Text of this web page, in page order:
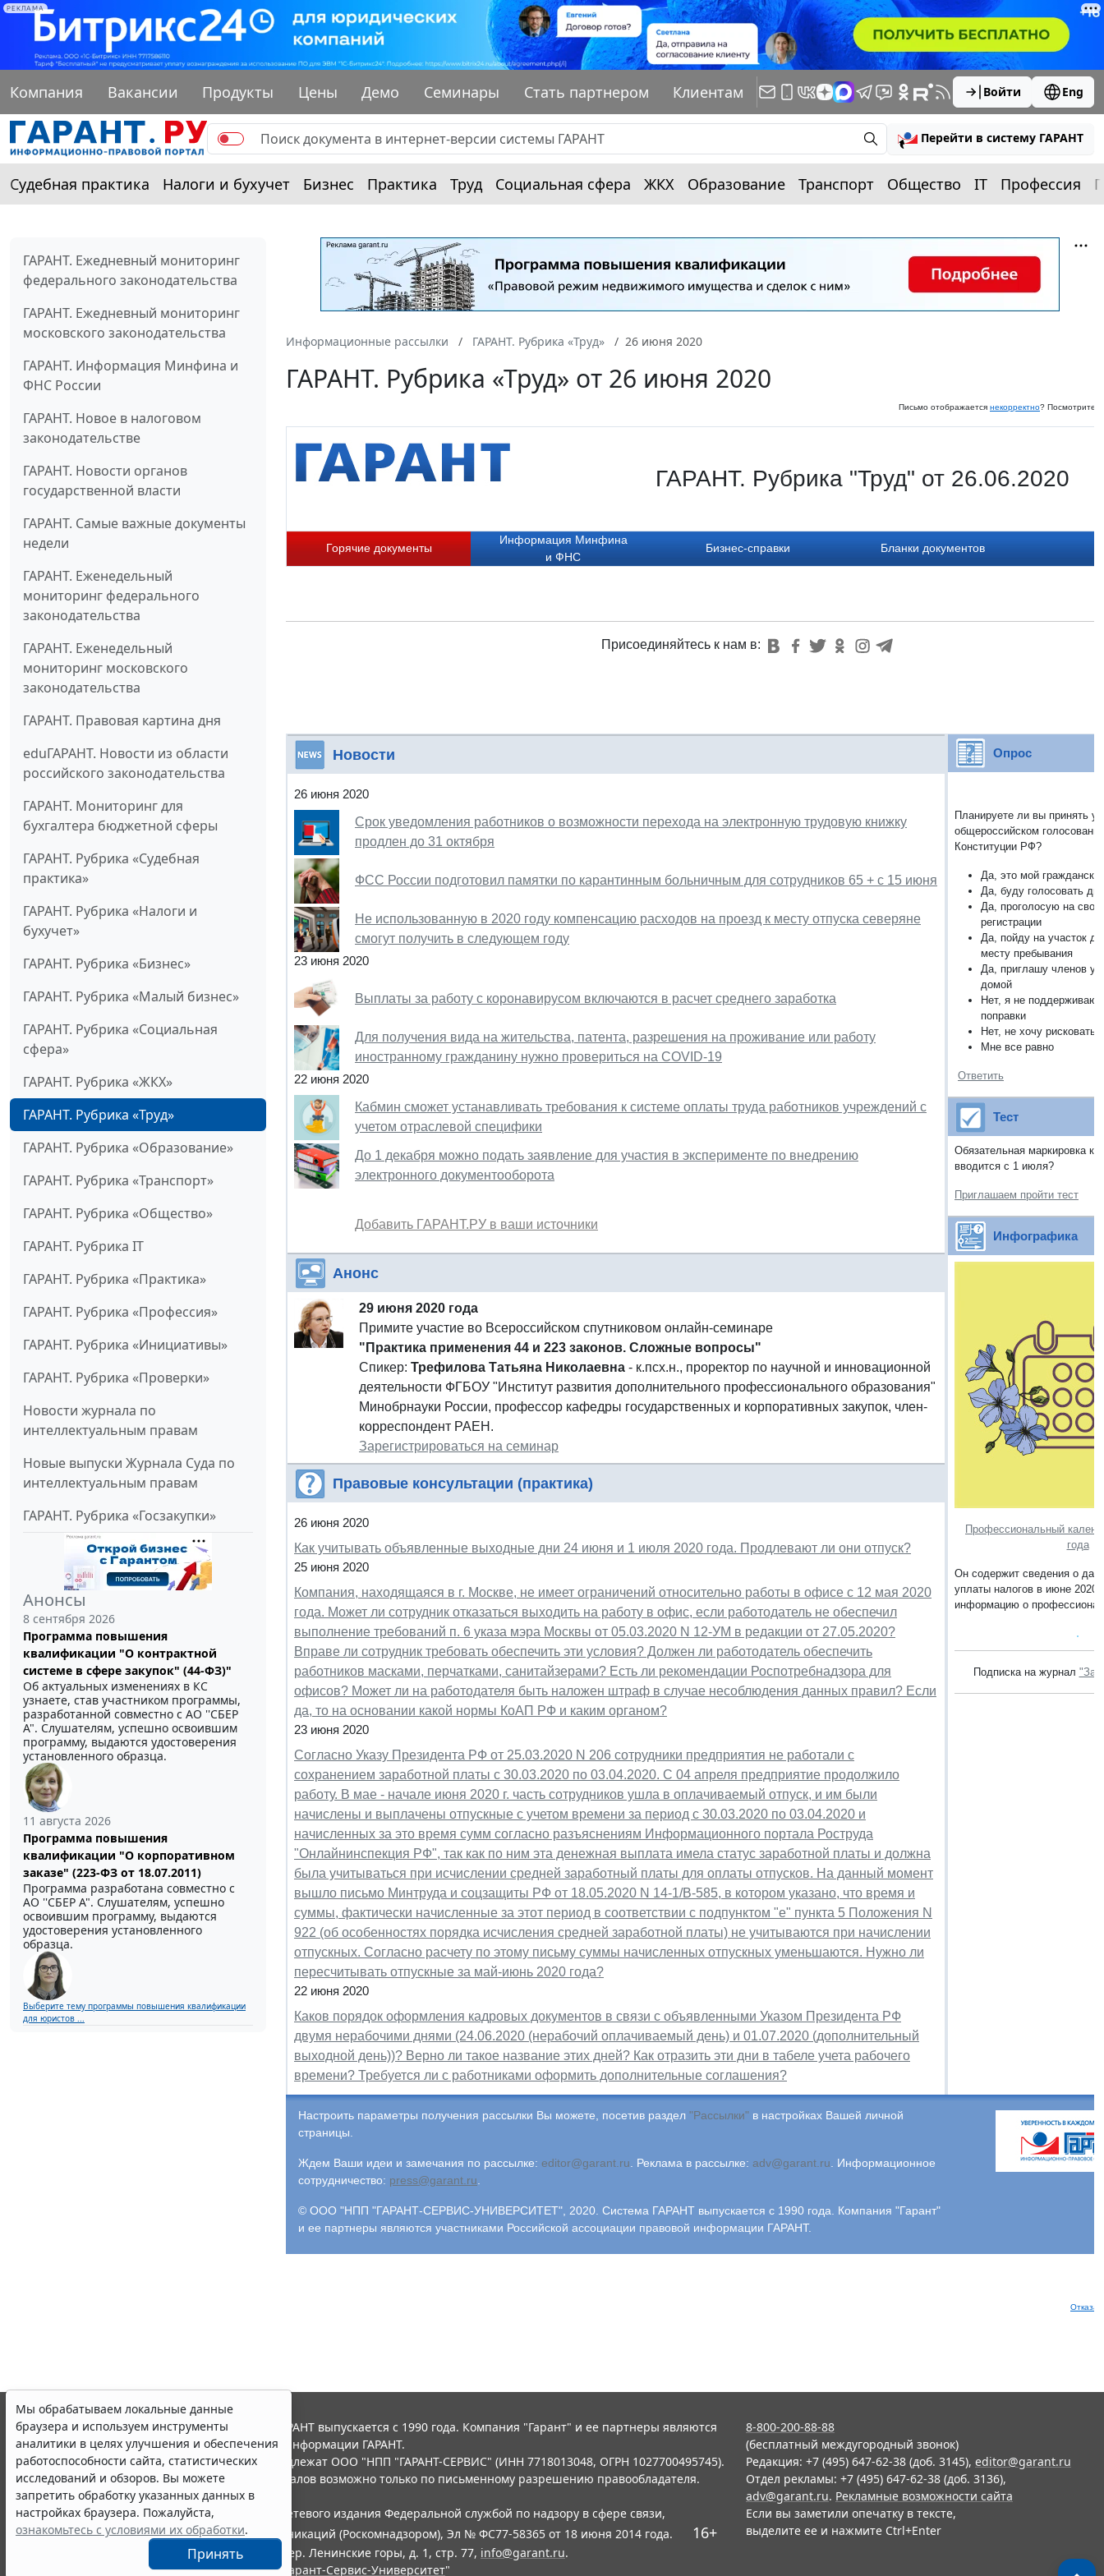
РЕКЛАМА
Компания Вакансии Продукты Цены Демо Семинары Стать партнером Клиентам Войти Eng
Перейти в систему ГАРАНТ
Судебная практика Налоги и бухучет Бизнес Практика Труд Социальная сфера ЖКХ Образование Транспорт Общество IT Профессия
ГАРАНТ. Ежедневный мониторинг
федерального законодательства
ГАРАНТ. Ежедневный мониторинг
московского законодательства
ГАРАНТ. Информация Минфина и
ФНС России
ГАРАНТ. Новое в налоговом
законодательстве
ГАРАНТ. Новости органов
государственной власти
ГАРАНТ. Самые важные документы
недели
ГАРАНТ. Еженедельный
мониторинг федерального
законодательства
ГАРАНТ. Еженедельный
мониторинг московского
законодательства
ГАРАНТ. Правовая картина дня
eduГАРАНТ. Новости из области
российского законодательства
ГАРАНТ. Мониторинг для
бухгалтера бюджетной сферы
ГАРАНТ. Рубрика «Судебная
практика»
ГАРАНТ. Рубрика «Налоги и
бухучет»
ГАРАНТ. Рубрика «Бизнес»
ГАРАНТ. Рубрика «Малый бизнес»
ГАРАНТ. Рубрика «Социальная
сфера»
ГАРАНТ. Рубрика «ЖКХ»
ГАРАНТ. Рубрика «Труд»
ГАРАНТ. Рубрика «Образование»
ГАРАНТ. Рубрика «Транспорт»
ГАРАНТ. Рубрика «Общество»
ГАРАНТ. Рубрика IT
ГАРАНТ. Рубрика «Практика»
ГАРАНТ. Рубрика «Профессия»
ГАРАНТ. Рубрика «Инициативы»
ГАРАНТ. Рубрика «Проверки»
Новости журнала по
интеллектуальным правам
Новые выпуски Журнала Суда по
интеллектуальным правам
ГАРАНТ. Рубрика «Госзакупки»
Анонсы
8 сентября 2026
Программа повышения
квалификации "О контрактной
системе в сфере закупок" (44-ФЗ)"
Об актуальных изменениях в КС
узнаете, став участником программы,
разработанной совместно с АО ''СБЕР
А". Слушателям, успешно освоившим
программу, выдаются удостоверения
установленного образца.
11 августа 2026
Программа повышения
квалификации "О корпоративном
заказе" (223-ФЗ от 18.07.2011)
Программа разработана совместно с
АО ''СБЕР А". Слушателям, успешно
освоившим программу, выдаются
удостоверения установленного
образца.
Выберите тему программы повышения квалификации
для юристов ...
Информационные рассылки ГАРАНТ. Рубрика «Труд» 26 июня 2020
ГАРАНТ. Рубрика «Труд» от 26 июня 2020
Письмо отображается некорректно? Посмотрите
ГАРАНТ. Рубрика "Труд" от 26.06.2020
Горячие документы
Информация Минфина
и ФНС
Бизнес-справки Бланки документов
Присоединяйтесь к нам в:
Новости
26 июня 2020
Срок уведомления работников о возможности перехода на электронную трудовую книжку
продлен до 31 октября
ФСС России подготовил памятки по карантинным больничным для сотрудников 65 + с 15 июня
Не использованную в 2020 году компенсацию расходов на проезд к месту отпуска северяне
смогут получить в следующем году
23 июня 2020
Выплаты за работу с коронавирусом включаются в расчет среднего заработка
Для получения вида на жительства, патента, разрешения на проживание или работу
иностранному гражданину нужно провериться на COVID-19
22 июня 2020
Кабмин сможет устанавливать требования к системе оплаты труда работников учреждений с
учетом отраслевой специфики
До 1 декабря можно подать заявление для участия в эксперименте по внедрению
электронного документооборота
Добавить ГАРАНТ.РУ в ваши источники
Анонс
29 июня 2020 года
Примите участие во Всероссийском спутниковом онлайн-семинаре
"Практика применения 44 и 223 законов. Сложные вопросы"
Спикер: Трефилова Татьяна Николаевна - к.псх.н., проректор по научной и инновационной
деятельности ФГБОУ "Институт развития дополнительного профессионального образования"
Минобрнауки России, профессор кафедры государственных и корпоративных закупок, член-
корреспондент РАЕН.
Зарегистрироваться на семинар
Правовые консультации (практика)
26 июня 2020
Как учитывать объявленные выходные дни 24 июня и 1 июля 2020 года. Продлевают ли они отпуск?
25 июня 2020
Компания, находящаяся в г. Москве, не имеет ограничений относительно работы в офисе с 12 мая 2020
года. Может ли сотрудник отказаться выходить на работу в офис, если работодатель не обеспечил
выполнение требований п. 6 указа мэра Москвы от 05.03.2020 N 12-УМ в редакции от 27.05.2020?
Вправе ли сотрудник требовать обеспечить эти условия? Должен ли работодатель обеспечить
работников масками, перчатками, санитайзерами? Есть ли рекомендации Роспотребнадзора для
офисов? Может ли на работодателя быть наложен штраф в случае несоблюдения данных правил? Если
да, то на основании какой нормы КоАП РФ и каким органом?
23 июня 2020
Согласно Указу Президента РФ от 25.03.2020 N 206 сотрудники предприятия не работали с
сохранением заработной платы с 30.03.2020 по 03.04.2020. С 04 апреля предприятие продолжило
работу. В мае - начале июня 2020 г. часть сотрудников ушла в оплачиваемый отпуск, и им были
начислены и выплачены отпускные с учетом времени за период с 30.03.2020 по 03.04.2020 и
начисленных за это время сумм согласно разъяснениям Информационного портала Роструда
"Онлайнинспекция РФ", так как по ним эта денежная выплата имела статус заработной платы и должна
была учитываться при исчислении средней заработный платы для оплаты отпусков. На данный момент
вышло письмо Минтруда и соцзащиты РФ от 18.05.2020 N 14-1/В-585, в котором указано, что время и
суммы, фактически начисленные за этот период в соответствии с подпунктом "е" пункта 5 Положения N
922 (об особенностях порядка исчисления средней заработной платы) не учитываются при начислении
отпускных. Согласно расчету по этому письму суммы начисленных отпускных уменьшаются. Нужно ли
пересчитывать отпускные за май-июнь 2020 года?
22 июня 2020
Каков порядок оформления кадровых документов в связи с объявленными Указом Президента РФ
двумя нерабочими днями (24.06.2020 (нерабочий оплачиваемый день) и 01.07.2020 (дополнительный
выходной день))? Верно ли такое название этих дней? Как отразить эти дни в табеле учета рабочего
времени? Требуется ли с работниками оформить дополнительные соглашения?
Опрос
Планируете ли вы принять
общероссийском
Конституции РФ?
Да, это мой
Да, буду голосовать
Да, проголосую на
регистрации
Да, пойду на участок
месту пребывания
Да, приглашу членов
домой
Нет, я не поддерживаю
поправки
Нет, не хочу рисковать
Мне все равно
Ответить
Тест
Обязательная маркировка
вводится с 1 июля?
Приглашаем пройти тест
Инфографика
Профессиональный
года
Он содержит сведения о
уплаты налогов в июне 2020
информацию о
Подписка на журнал
Настроить параметры получения рассылки Вы можете, посетив раздел "Рассылки" в настройках Вашей личной
страницы.
Ждем Ваши идеи и замечания по рассылке: editor@garant.ru Реклама в рассылке: adv@garant.ru
Информационное
сотрудничество: press@garant.ru
© ООО "НПП "ГАРАНТ-СЕРВИС-УНИВЕРСИТЕТ", 2020. Система ГАРАНТ выпускается с 1990 года. Компания "Гарант"
и ее партнеры являются участниками Российской ассоциации правовой информации ГАРАНТ.
Мы обрабатываем локальные данные
браузера и используем инструменты
аналитики в целях улучшения и обеспечения
работоспособности сайта, статистических
исследований и обзоров. Вы можете
запретить обработку указанных данных в
настройках браузера. Пожалуйста,
ознакомьтесь с условиями их обработки.
Принять
© ООО "НПП "ГАРАНТ-СЕРВИС", 2026. Система ГАРАНТ выпускается с 1990 года. Компания "Гарант" и ее партнеры являются
участниками Российской ассоциации правовой информации ГАРАНТ.
Все права на материалы сайта ГАРАНТ.РУ принадлежат ООО "НПП "ГАРАНТ-СЕРВИС" (ИНН 7718013048, ОГРН 1027700495745).
Полное или частичное воспроизведение материалов возможно только по письменному разрешению правообладателя.
Правила использования портала.
Портал ГАРАНТ.РУ зарегистрирован в качестве сетевого издания Федеральной службой по надзору в сфере связи,
информационных технологий и массовых коммуникаций (Роскомнадзором), Эл № ФС77-58365 от 18 июня 2014 года.
16+
ООО "НПП "ГАРАНТ-СЕРВИС", 119234, г. Москва, тер. Ленинские горы, д. 1, стр. 77, info@garant.ru.
Разработчик ЭПС Система ГАРАНТ – ООО "НПП "
Гарант-Сервис-Университет"
8-800-200-88-88
(бесплатный междугородный звонок)
Редакция: +7 (495) 647-62-38 (доб. 3145), editor@garant.ru
Отдел рекламы: +7 (495) 647-62-38 (доб. 3136),
adv@garant.ru. Рекламные возможности сайта
Если вы заметили опечатку в тексте,
выделите ее и нажмите Ctrl+Enter